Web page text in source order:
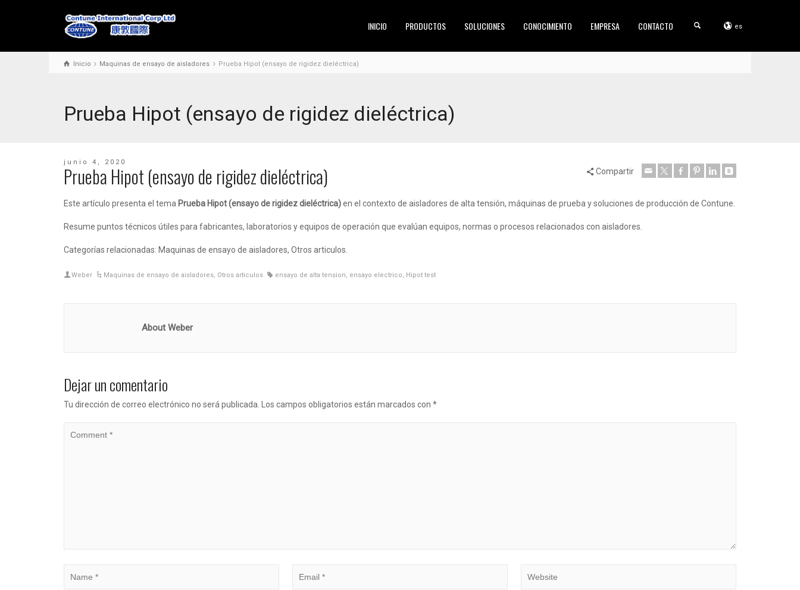
INICIO PRODUCTOS SOLUCIONES CONOCIMIENTO EMPRESA CONTACTO es
Inicio Maquinas de ensayo de aisladores Prueba Hipot (ensayo de rigidez dieléctrica)
Prueba Hipot (ensayo de rigidez dieléctrica)
junio 4, 2020
Prueba Hipot (ensayo de rigidez dieléctrica) Compartir
Este artículo presenta el tema Prueba Hipot (ensayo de rigidez dieléctrica)en el contexto de aisladores de alta tensión, máquinas de prueba y soluciones de producción de Contune.
Resume puntos técnicos útiles para fabricantes, laboratorios y equipos de operación que evalúan equipos, normas o procesos relacionados con aisladores.
Categorías relacionadas: Maquinas de ensayo de aisladores, Otros articulos.
Weber Maquinas de ensayo de aisladores, Otros articulos ensayo de alta tension, ensayo electrico, Hipot test
About Weber
Dejar un comentario
Tu dirección de correo electrónico no será publicada. Los campos obligatorios están marcados con *